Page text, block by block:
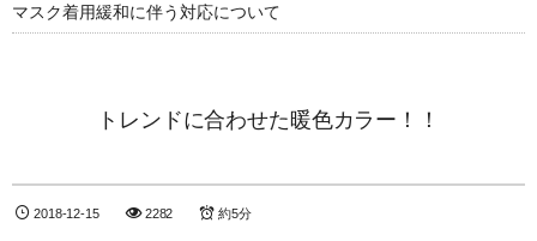
マスク着用緩和に伴う対応について
トレンドに合わせた暖色カラー！！
2018-12-15 2282 約5分